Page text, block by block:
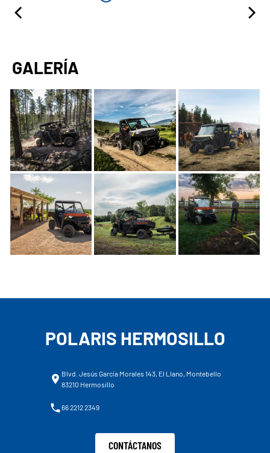
GALERÍA
POLARIS HERMOSILLO
Blvd. Jesús García Morales 143, El Llano, Montebello
83210 Hermosillo
66 2212 2349
CONTÁCTANOS